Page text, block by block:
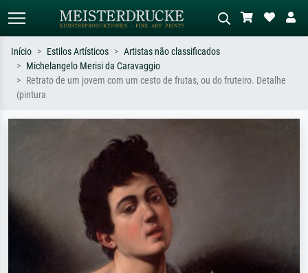
Pesquisa padrão Pesquisa de imagens IA
Pesquise por artista, título ou estilo –
Início Estilos Artísticos
Artistas não classificados
Michelangelo Merisi da Caravaggio
Retrato de um jovem com um cesto de frutas, ou do fruteiro. Detalhe
(pintura